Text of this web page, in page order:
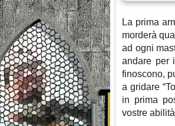
La prima
morderà
ad ogni
andare per
finoscono,
a gridare
in prima
vostre